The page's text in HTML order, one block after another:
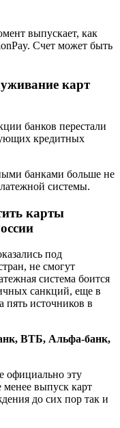
выпускает, как
Счет может быть
карт
банков перестали
кредитных
банками больше не
системы.
карты
под
не смогут
система боится
санкций, еще в
пять источников в
ВТБ, Альфа-банк,
официально эту
выпуск карт
до сих пор так и